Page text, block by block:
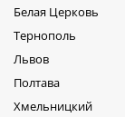
Белая Церковь
Тернополь
Львов
Полтава
Хмельницкий